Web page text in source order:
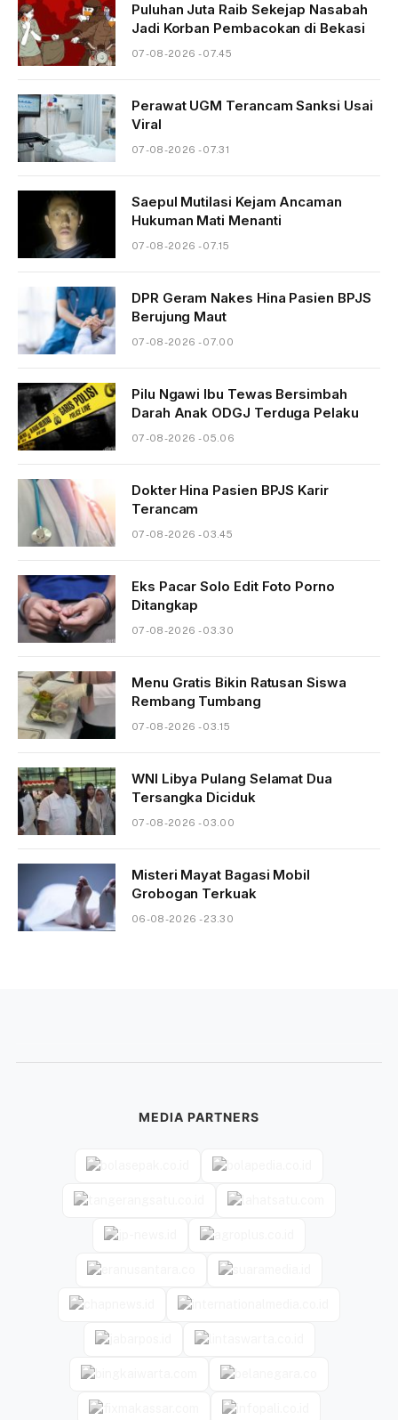
Puluhan Juta Raib Sekejap Nasabah
Jadi Korban Pembacokan di Bekasi
07-08-2026 - 07.45
Perawat UGM Terancam Sanksi Usai
Viral
07-08-2026 - 07.31
Saepul Mutilasi Kejam Ancaman
Hukuman Mati Menanti
07-08-2026 - 07.15
DPR Geram Nakes Hina Pasien BPJS
Berujung Maut
07-08-2026 - 07.00
Pilu Ngawi Ibu Tewas Bersimbah
Darah Anak ODGJ Terduga Pelaku
07-08-2026 - 05.06
Dokter Hina Pasien BPJS Karir
Terancam
07-08-2026 - 03.45
Eks Pacar Solo Edit Foto Porno
Ditangkap
07-08-2026 - 03.30
Menu Gratis Bikin Ratusan Siswa
Rembang Tumbang
07-08-2026 - 03.15
WNI Libya Pulang Selamat Dua
Tersangka Diciduk
07-08-2026 - 03.00
Misteri Mayat Bagasi Mobil
Grobogan Terkuak
06-08-2026 - 23.30
MEDIA PARTNERS